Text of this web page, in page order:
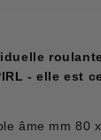
- elle est
âme mm 80